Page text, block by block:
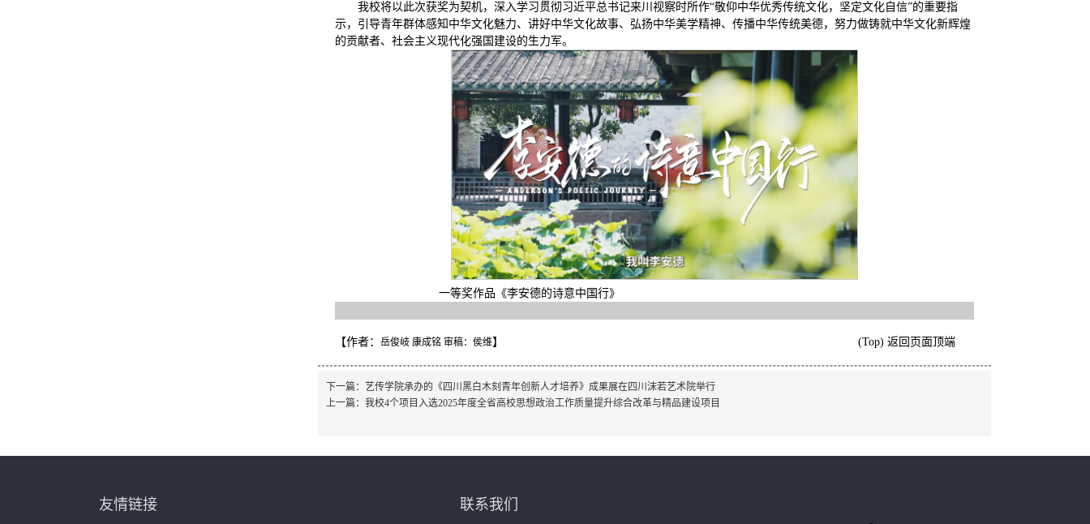
我校将以此次获奖为契机，深入学习贯彻习近平总书记来川视察时所作“敬仰中华优秀传统文化，坚定文化自信”的重要指
示，引导青年群体感知中华文化魅力、讲好中华文化故事、弘扬中华美学精神、传播中华传统美德，努力做铸就中华文化新辉煌
的贡献者、社会主义现代化强国建设的生力军。
一等奖作品《李安德的诗意中国行》
【作者： 岳俊岐 康成铭 审稿：侯维】 (Top) 返回页面顶端
下一篇： 艺传学院承办的《四川黑白木刻青年创新人才培养》成果展在四川沫若艺术院举行
上一篇： 我校4个项目入选2025年度全省高校思想政治工作质量提升综合改革与精品建设项目
友情链接 联系我们